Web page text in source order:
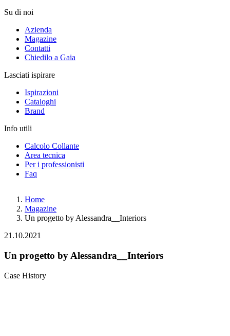
Su di noi
Azienda
Magazine
Contatti
Chiedilo a Gaia
Lasciati ispirare
Ispirazioni
Cataloghi
Brand
Info utili
Calcolo Collante
Area tecnica
Per i professionisti
Faq
Home
Magazine
Un progetto by Alessandra__Interiors
21.10.2021
Un progetto by Alessandra__Interiors
Case History